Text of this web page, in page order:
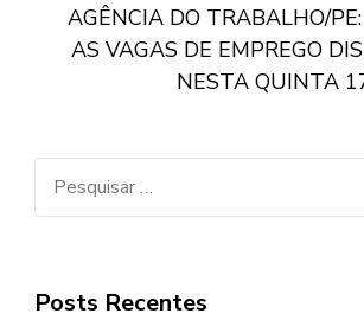
AGÊNCIA DO TRABALHO/
AS VAGAS DE EMPREGO
NESTA QUINTA
Posts Recentes